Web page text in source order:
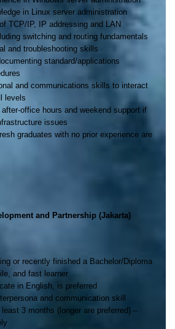
in Linux server administration
TCP/IP, IP addressing and LAN
switching and routing fundamentals
and troubleshooting skills
standard/applications
and communications skills to interact
levels
office hours and weekend support if
issues
graduates with no prior experience are
and Partnership (Jakarta)
or recently finished a Bachelor/Diploma
and fast learner
in English, is preferred
and communication skill
3 months (longer are preferred) –